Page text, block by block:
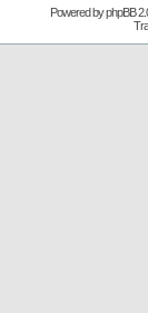
Powered byphpBB